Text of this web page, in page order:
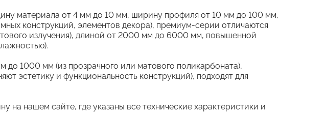
материала от 4 мм до 10 мм, ширину профиля от 10 мм до 100 мм,
конструкций, элементов декора), премиум-серии отличаются
излучения), длиной от 2000 мм до 6000 мм, повышенной
1000 мм (из прозрачного или матового поликарбоната),
эстетику и функциональность конструкций), подходят для
на нашем сайте, где указаны все технические характеристики и